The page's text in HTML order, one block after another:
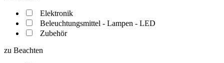
Elektronik
Beleuchtungsmittel - Lampen - LED
Zubehör
zu Beachten